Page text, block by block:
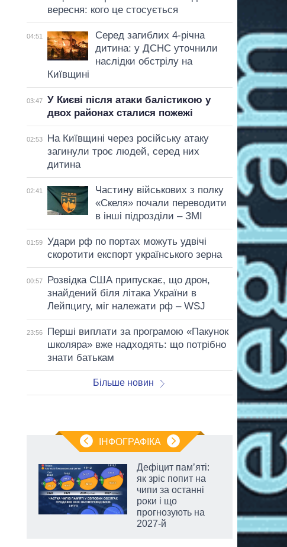
вересня: кого це стосується
04:51
Серед загиблих 4-річна
дитина: у ДСНС уточнили
наслідки обстрілу на
Київщині
03:47
У Києві після атаки балістикою у
двох районах сталися пожежі
02:53
На Київщині через російську атаку
загинули троє людей, серед них
дитина
02:41
Частину військових з полку
«Скеля» почали переводити
в інші підрозділи – ЗМІ
01:59
Удари рф по портах можуть удвічі
скоротити експорт українського зерна
00:57
Розвідка США припускає, що дрон,
знайдений біля літака України в
Лейпцигу, міг належати рф – WSJ
23:56
Перші виплати за програмою «Пакунок
школяра» вже надходять: що потрібно
знати батькам
Більше новин
ІНФОГРАФІКА
Дефіцит пам’яті:
як зріс попит на
чипи за останні
роки і що
прогнозують на
2027-й